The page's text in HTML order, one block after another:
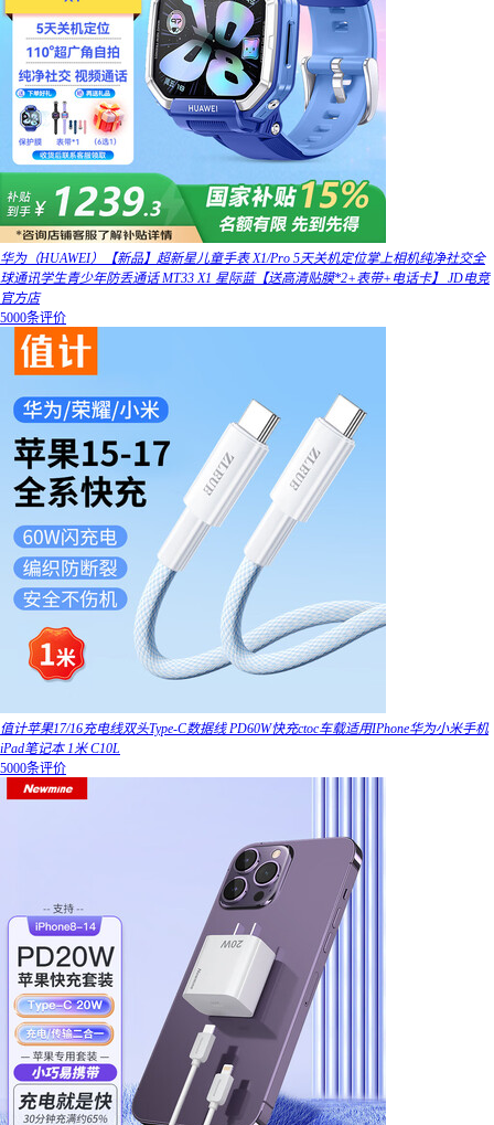
华为（HUAWEI）【新品】超新星儿童手表 X1/Pro 5天关机定位掌上相机纯净社交全
球通讯学生青少年防丢通话 MT33 X1 星际蓝【送高清贴膜*2+表带+电话卡】 JD电竞
官方店
5000条评价
值计苹果17/16充电线双头Type-C数据线 PD60W快充ctoc车载适用IPhone华为小米手机
iPad笔记本 1米 C10L
5000条评价